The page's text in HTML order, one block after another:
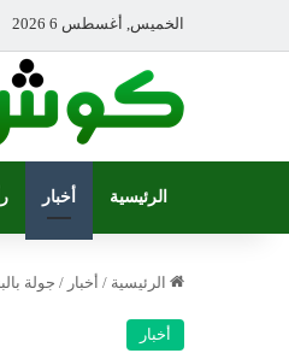
الخميس, أغسطس 6 2026
الرئيسية أخبار
الرئيسية / أخبار / جولة
أخبار